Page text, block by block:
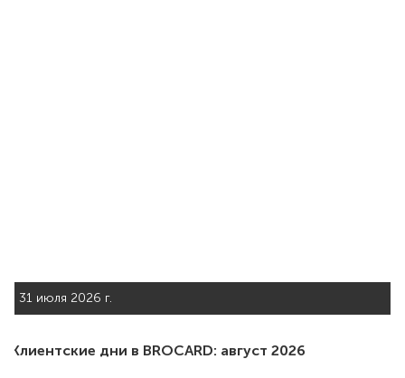
31 июля 2026 г.
Клиентские дни в BROCARD: август 2026